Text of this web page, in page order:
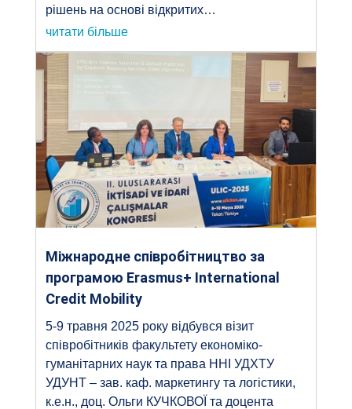
рішень на основі відкритих…
читати більше
Міжнародне співробітництво за
програмою Erasmus+ International
Credit Mobility
5-9 травня 2025 року відбувся візит
співробітників факультету економіко-
гуманітарних наук та права ННІ УДХТУ
УДУНТ – зав. каф. маркетингу та логістики,
к.е.н., доц. Ольги КУЧКОВОЇ та доцента